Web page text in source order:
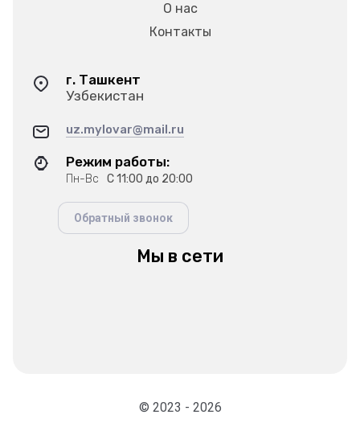
О нас
Контакты
г. Ташкент
Узбекистан
uz.mylovar@mail.ru
Режим работы:
Пн-Вс С 11:00 до 20:00
Обратный звонок
Мы в сети
© 2023 - 2026